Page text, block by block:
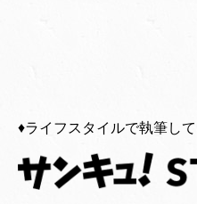
♦︎ライフスタイルで執筆して